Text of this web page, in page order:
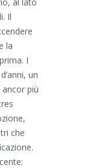
Il
la
I
un
più
che